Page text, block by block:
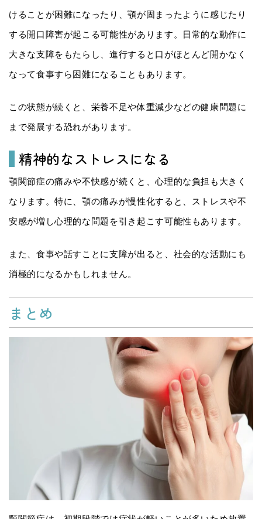
けることが困難になったり、顎が固まったように感じたり
する開口障害が起こる可能性があります。日常的な動作に
大きな支障をもたらし、進行すると口がほとんど開かなく
なって食事すら困難になることもあります。
この状態が続くと、栄養不足や体重減少などの健康問題に
まで発展する恐れがあります。
精神的なストレスになる
顎関節症の痛みや不快感が続くと、心理的な負担も大きく
なります。特に、顎の痛みが慢性化すると、ストレスや不
安感が増し心理的な問題を引き起こす可能性もあります。
また、食事や話すことに支障が出ると、社会的な活動にも
消極的になるかもしれません。
まとめ